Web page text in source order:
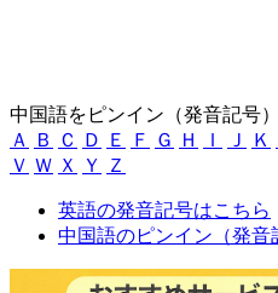
中国語をピンイン（発音記号
Ａ
Ｂ Ｃ Ｄ Ｅ Ｆ Ｇ Ｈ Ｉ Ｊ Ｋ
Ｖ Ｗ Ｘ Ｙ Ｚ
英語の発音記号はこちら
中国語のピンイン（発音